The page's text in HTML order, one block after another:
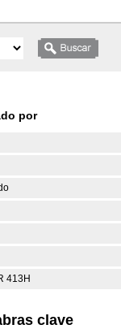
por
413H
clave